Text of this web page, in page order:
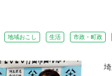
地域おこし 生活 市政・町政
埼